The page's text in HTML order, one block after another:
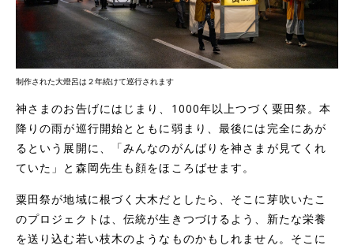
制作された大燈呂は２年続けて巡行されます
神さまのお告げにはじまり、1000年以上つづく粟田祭。本
降りの雨が巡行開始とともに弱まり、最後には完全にあが
るという展開に、「みんなのがんばりを神さまが見てくれ
ていた」と森岡先生も顔をほころばせます。
粟田祭が地域に根づく大木だとしたら、そこに芽吹いたこ
のプロジェクトは、伝統が生きつづけるよう、新たな栄養
を送り込む若い枝木のようなものかもしれません。そこに